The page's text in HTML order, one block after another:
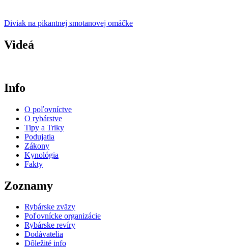
Diviak na pikantnej smotanovej omáčke
Videá
Info
O poľovníctve
O rybárstve
Tipy a Triky
Podujatia
Zákony
Kynológia
Fakty
Zoznamy
Rybárske zväzy
Poľovnícke organizácie
Rybárske revíry
Dodávatelia
Dôležité info